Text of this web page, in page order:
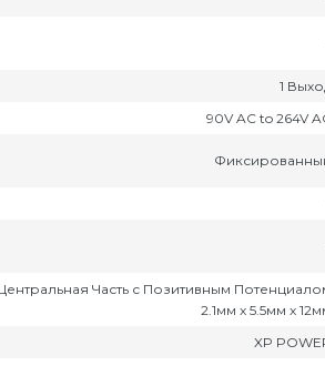
1
90V AC to 264V
Часть с Позитивным
2.1мм x 5.5мм x
XP